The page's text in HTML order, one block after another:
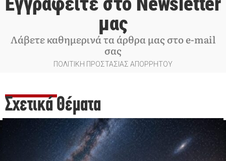
μας
Λάβετε καθημερινά τα άρθρα μας στο e-mail
σας
ΠΟΛΙΤΙΚΗ ΠΡΟΣΤΑΣΙΑΣ ΑΠΟΡΡΗΤΟΥ
Σχετικά Θέματα